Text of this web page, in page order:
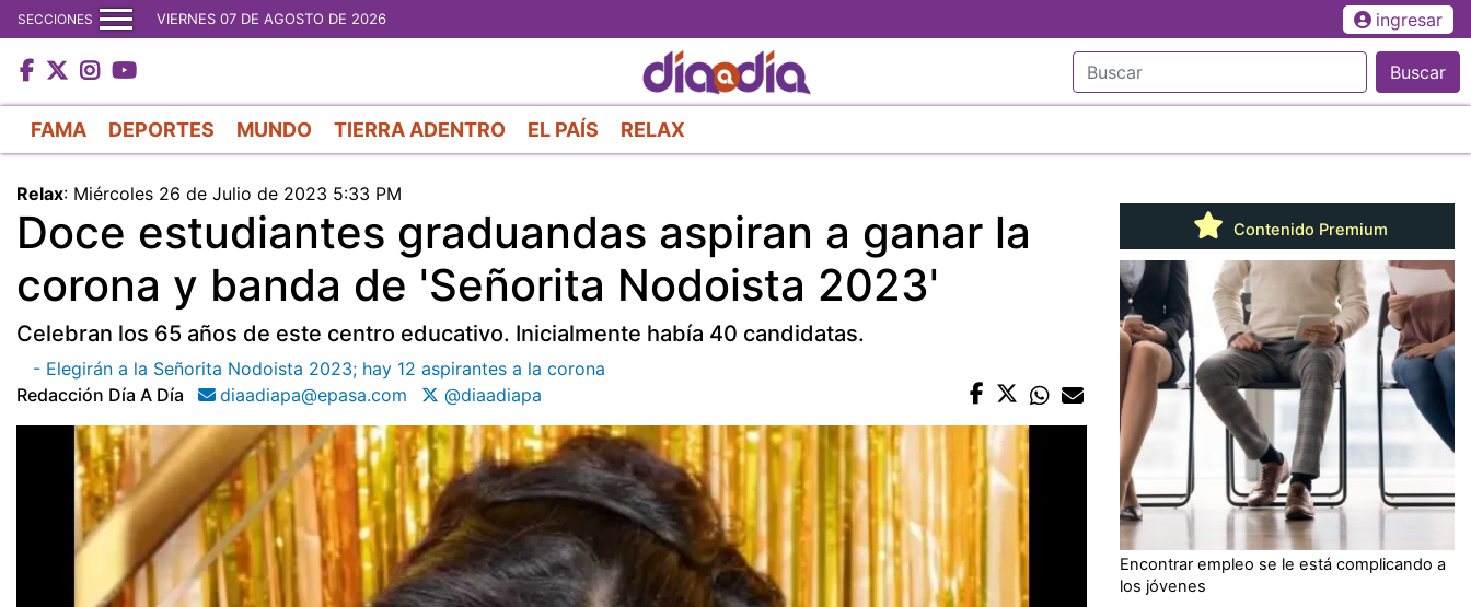
al
contenido
principal
SECCIONES VIERNES 07 DE AGOSTO DE 2026 ingresar
Buscar
FAMA DEPORTES MUNDO TIERRA ADENTRO EL PAÍS RELAX
Relax: Miércoles 26 de Julio de 2023 5:33 PM
Doce estudiantes graduandas aspiran a ganar la
corona y banda de 'Señorita Nodoista 2023'
Celebran los 65 años de este centro educativo. Inicialmente había 40 candidatas.
- Elegirán a la Señorita Nodoista 2023; hay 12 aspirantes a la corona
Redacción Día A Día
diaadiapa@epasa.com @diaadiapa
Contenido Premium
Encontrar empleo se le está complicando a
los jóvenes